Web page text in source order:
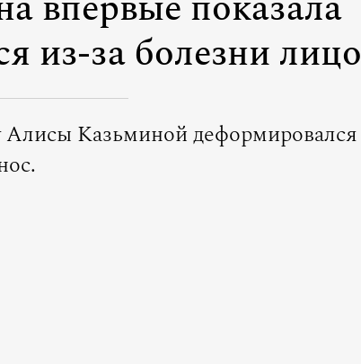
из-за болезни лицо
Казьминой деформировался